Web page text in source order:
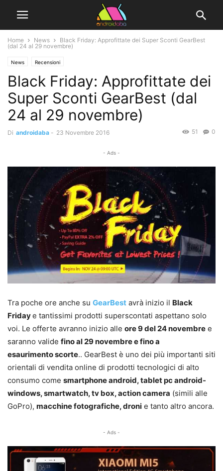
Home News
Black Friday: Approfittate dei Super Sconti GearBest
(dal 24 al 29 novembre)
News Recensioni
Black Friday: Approfittate dei
Super Sconti GearBest (dal
24 al 29 novembre)
Di androidaba - 23 Novembre 2016 0
51
- Ads -
Tra poche ore anche su GearBest avrà inizio il Black
Fridaye tantissimi prodotti superscontati aspettano solo
voi. Le offerte avranno inizio alle ore 9 del 24 novembre e
saranno valide fino al 29 novembre e fino a
esaurimento scorte.. GearBest è uno dei più importanti siti
orientali di vendita online di prodotti tecnologici di alto
consumo come smartphone android, tablet pc android-
windows, smartwatch, tv box, action camera (simili alle
GoPro), macchine fotografiche, droni e tanto altro ancora.
- Ads -